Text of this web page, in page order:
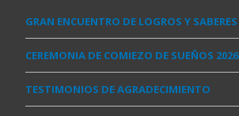
GRAN ENCUENTRO DE LOGROS Y SABERES
CEREMONIA DE COMIEZO DE SUEÑOS 2026
TESTIMONIOS DE AGRADECIMIENTO